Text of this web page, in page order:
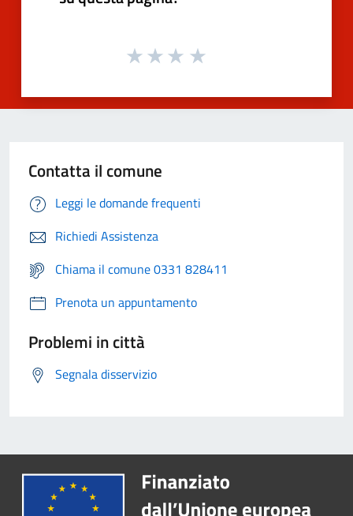
Contatta il comune
Leggi le domande frequenti
Richiedi Assistenza
Chiama il comune 0331 828411
Prenota un appuntamento
Problemi in città
Segnala disservizio